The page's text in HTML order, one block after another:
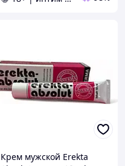
Крем мужской Erekta